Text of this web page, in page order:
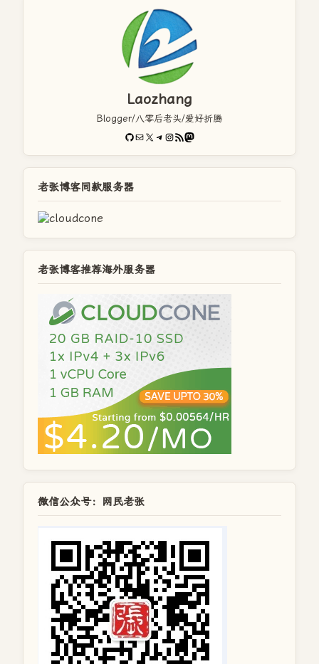
Laozhang
Blogger/八零后老头/爱好折腾
GitHub
电子邮件X Telegram
Instagram
RSS FeedMastodon
老张博客同款服务器
老张博客推荐海外服务器
微信公众号：网民老张